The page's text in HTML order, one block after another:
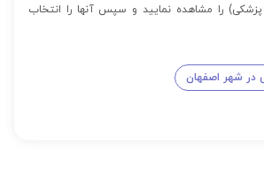
را مشاهده نمایید و سپس آنها را انتخاب
در شهر اصفهان